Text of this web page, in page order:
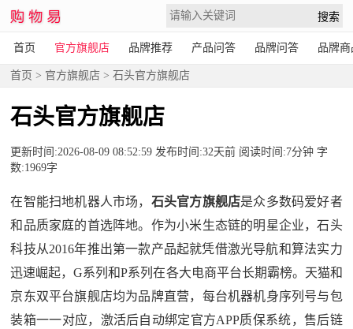
首页 官方旗舰店 品牌推荐 产品问答 品牌问答 品牌商
首页 > 官方旗舰店 > 石头官方旗舰店
石头官方旗舰店
更新时间:2026-08-09 08:52:59 发布时间:32天前 阅读时间:7分钟 字
数:1969字
在智能扫地机器人市场， 石头官方旗舰店是众多数码爱好者
和品质家庭的首选阵地。作为小米生态链的明星企业，石头
科技从2016年推出第一款产品起就凭借激光导航和算法实力
迅速崛起，G系列和P系列在各大电商平台长期霸榜。天猫和
京东双平台旗舰店均为品牌直营，每台机器机身序列号与包
装箱一一对应，激活后自动绑定官方APP质保系统，售后链